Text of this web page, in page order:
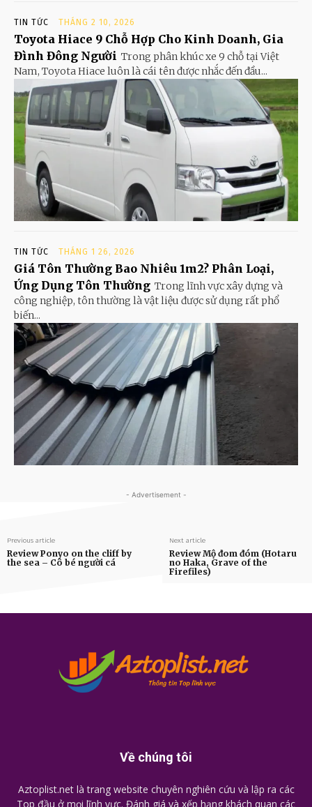
TIN TỨC THÁNG 2 10, 2026
Toyota Hiace 9 Chỗ Hợp Cho Kinh Doanh, Gia
Đình Đông Người Trong phân khúc xe 9 chỗ tại Việt
Nam, Toyota Hiace luôn là cái tên được nhắc đến đầu...
TIN TỨC THÁNG 1 26, 2026
Giá Tôn Thường Bao Nhiêu 1m2? Phân Loại,
Ứng Dụng Tôn Thường Trong lĩnh vực xây dựng và
công nghiệp, tôn thường là vật liệu được sử dụng rất phổ
biến...
- Advertisement -
Previous article
Review Ponyo on the cliff by
the sea – Cô bé người cá
Next article
Review Mộ đom đóm (Hotaru
no Haka, Grave of the
Firefiles)
Về chúng tôi
Aztoplist.net là trang website chuyên nghiên cứu và lập ra các
Top đầu ở mọi lĩnh vực. Đánh giá và xếp hạng khách quan các